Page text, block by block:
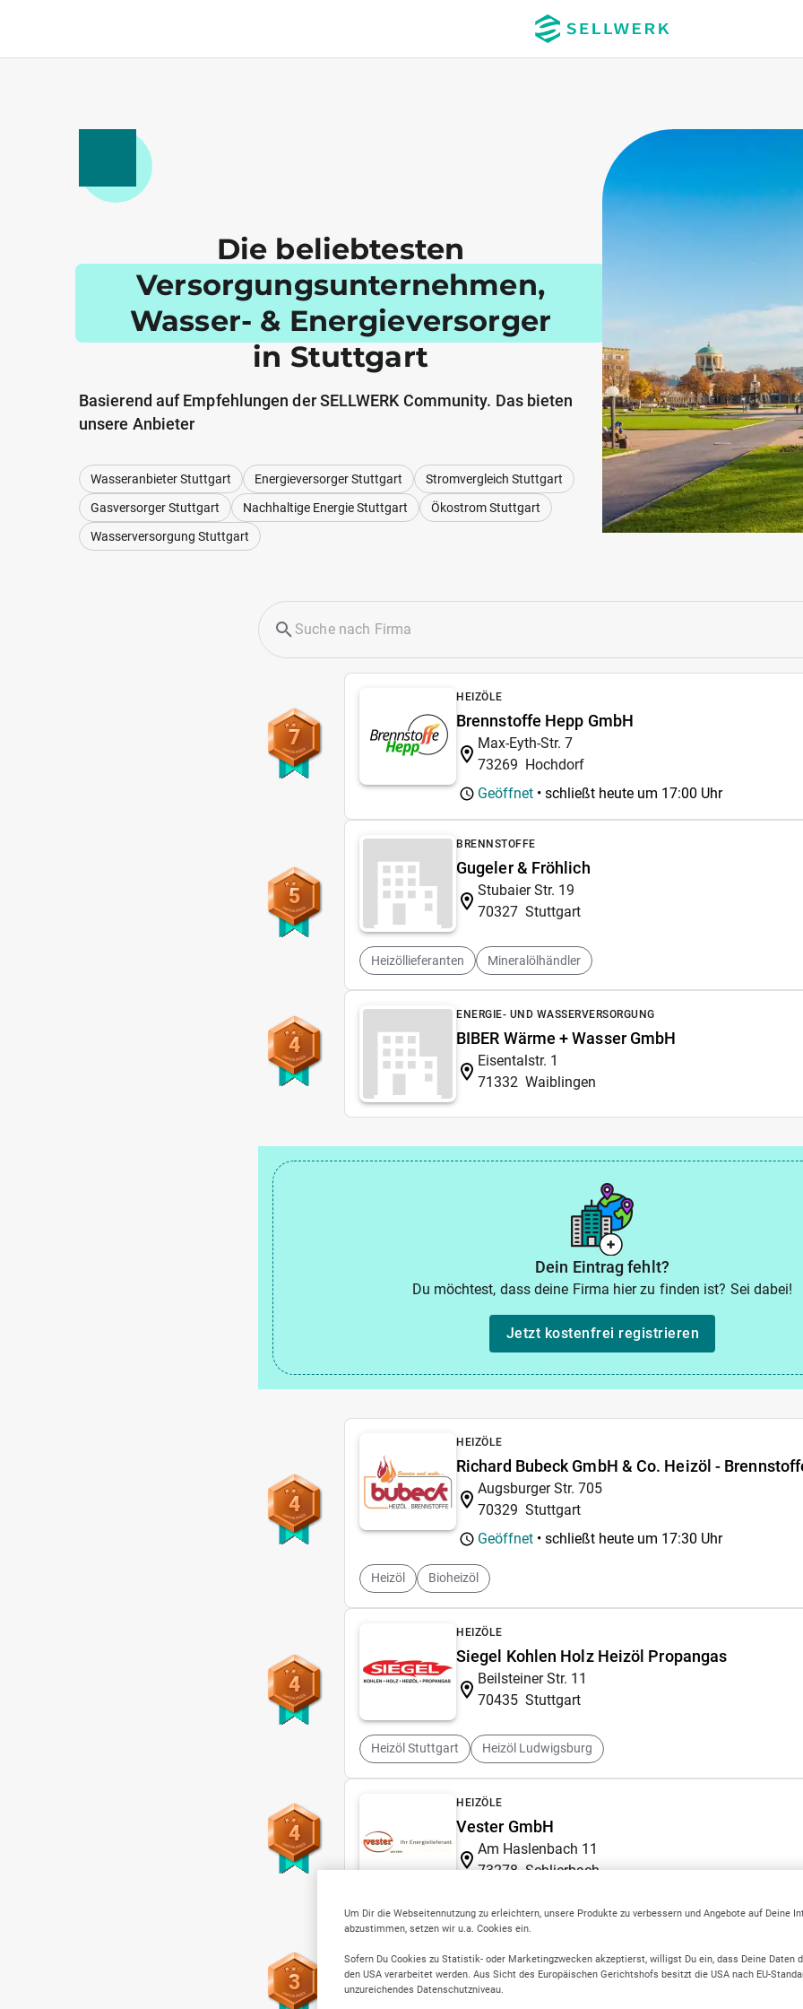
Die beliebtesten
Versorgungsunternehmen,
Wasser- & Energieversorger
in Stuttgart
Basierend auf Empfehlungen der SELLWERK Community. Das bieten
unsere Anbieter
Wasseranbieter Stuttgart Energieversorger Stuttgart
Stromvergleich Stuttgart
Gasversorger Stuttgart
Nachhaltige Energie Stuttgart
Ökostrom Stuttgart
Wasserversorgung Stuttgart
7
HEIZÖLE
Brennstoffe Hepp GmbH
Max-Eyth-Str. 7
73269 Hochdorf
Geöffnet • schließt heute um 17:00 Uhr
5
BRENNSTOFFE
Gugeler & Fröhlich
Stubaier Str. 19
70327 Stuttgart
Heizöllieferanten Mineralölhändler
4
ENERGIE- UND WASSERVERSORGUNG
BIBER Wärme + Wasser GmbH
Eisentalstr. 1
71332 Waiblingen
Dein Eintrag fehlt?
Du möchtest, dass deine Firma hier zu finden ist? Sei dabei!
Jetzt kostenfrei registrieren
4
HEIZÖLE
Richard Bubeck GmbH & Co. Heizöl -
Augsburger Str. 705
70329 Stuttgart
Geöffnet • schließt heute um 17:30 Uhr
Heizöl Bioheizöl
4
HEIZÖLE
Siegel Kohlen Holz Heizöl Propangas
Beilsteiner Str. 11
70435 Stuttgart
Heizöl Stuttgart Heizöl Ludwigsburg
4
HEIZÖLE
Vester GmbH
Am Haslenbach 11
73278 Schlierbach
3
WASSERAUFBEREITUNG
Preis Wassertechnik GmbH
Regerstr. 15
73663
Um Dir die Webseitennutzung zu erleichtern, unsere Produkte zu verbessern und Angebote auf Deine
abzustimmen, setzen wir u.a. Cookies ein.
Sofern Du Cookies zu Statistik- oder Marketingzwecken akzeptierst, willigst Du ein, dass Deine Daten
den USA verarbeitet werden. Aus Sicht des Europäischen Gerichtshofs besitzt die USA nach EU-
unzureichendes Datenschutzniveau.